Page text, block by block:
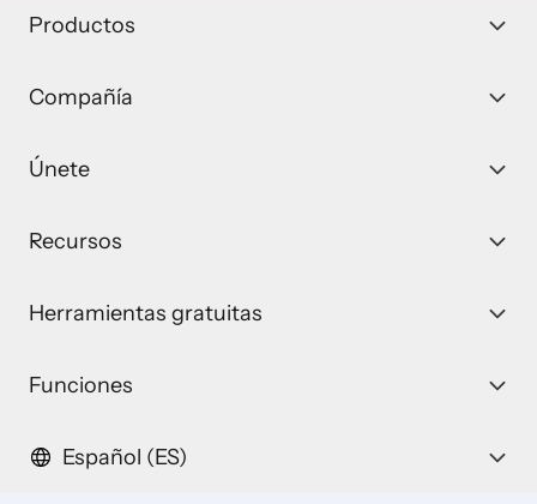
Productos
Compañía
Únete
Recursos
Herramientas gratuitas
Funciones
Español (ES)